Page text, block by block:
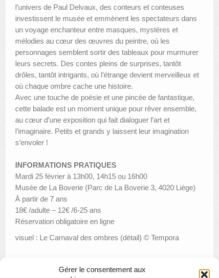
Gérer le consentement aux
l’univers de Paul Delvaux, des conteurs et conteuses
investissent le musée et emmènent les spectateurs dans
un voyage enchanteur entre masques, mystères et
mélodies au cœur des œuvres du peintre, où les
personnages semblent sortir des tableaux pour murmurer
leurs secrets. Des contes pleins de surprises, tantôt
drôles, tantôt intrigants, où l’étrange devient merveilleux et
où chaque ombre cache une histoire.
Avec une touche de poésie et une pincée de fantastique,
cette balade est un moment unique pour rêver ensemble,
au cœur d’une exposition qui fait dialoguer l’art et
l’imaginaire. Petits et grands y laissent leur imagination
s’envoler !
INFORMATIONS PRATIQUES
Mardi 25 février à 13h00, 14h15 ou 16h00
Musée de La Boverie (Parc de La Boverie 3, 4020 Liège)
À partir de 7 ans
18€ /adulte – 12€ /6-25 ans
Réservation obligatoire en ligne
visuel : Le Carnaval des ombres (détail) © Tempora